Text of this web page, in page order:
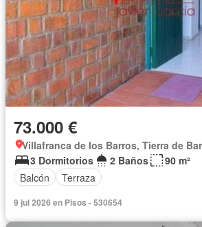
73.000 €
Villafranca de los Barros, Tierra de
3 Dormitorios
2 Baños
90 m²
Balcón
Terraza
9 jul 2026 en Pisos - 530654